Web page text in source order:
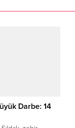
Darbe: 14